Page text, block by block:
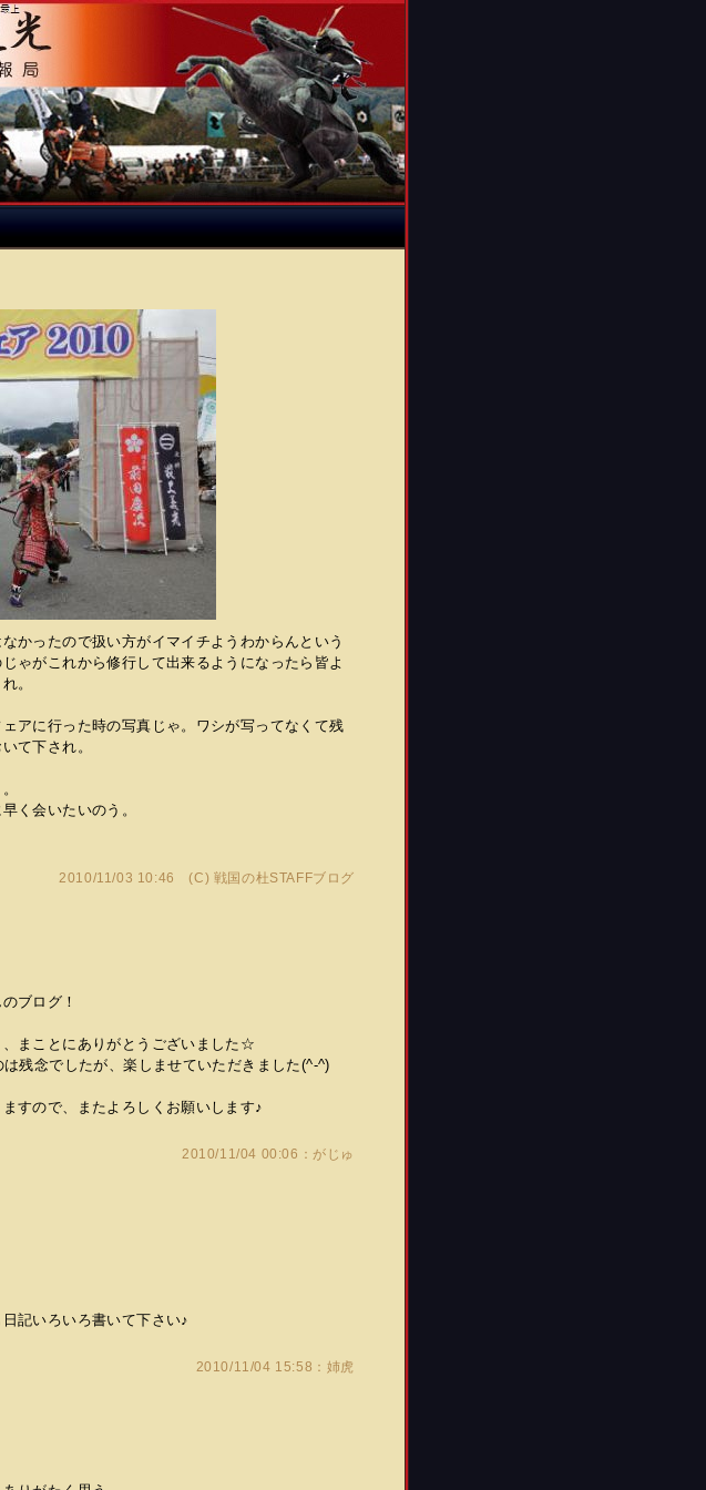
かったので扱い方がイマイチようわからんという
ゃがこれから修行して出来るようになったら皆よ
。
アに行った時の写真じゃ。ワシが写ってなくて残
て下され。
く会いたいのう。
2010/11/03 10:46 (C) 戦国の杜STAFFブログ
ブログ！
まことにありがとうございました☆
残念でしたが、楽しませていただきました(^-^)
すので、またよろしくお願いします♪
2010/11/04 00:06：がじゅ
記いろいろ書いて下さい♪
2010/11/04 15:58：姉虎